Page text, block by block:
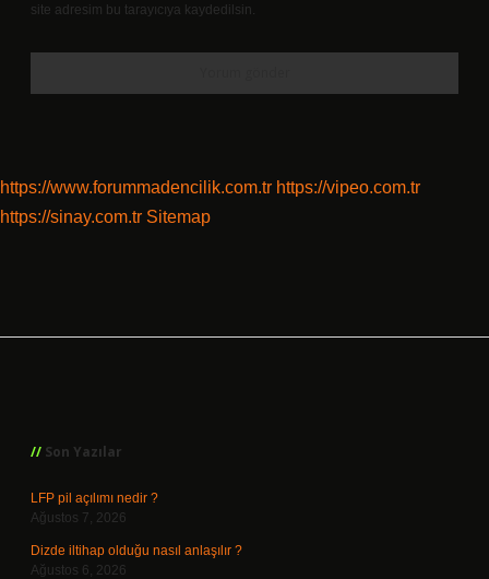
site adresim bu tarayıcıya kaydedilsin.
https://www.forummadencilik.com.tr https://vipeo.com.tr
https://sinay.com.tr Sitemap
Son Yazılar
LFP pil açılımı nedir ?
Ağustos 7, 2026
Dizde iltihap olduğu nasıl anlaşılır ?
Ağustos 6, 2026